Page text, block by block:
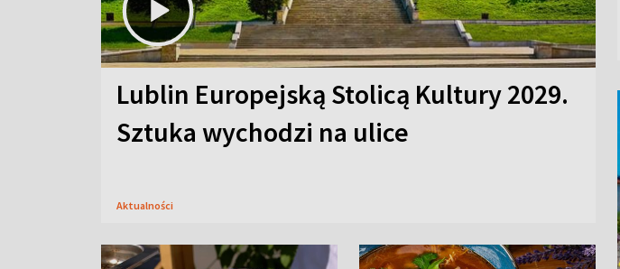
Lublin Europejską Stolicą Kultury 2029.
Sztuka wychodzi na ulice
Aktualności